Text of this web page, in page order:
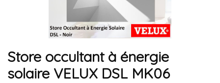
Store occultant à énergie
solaire VELUX DSL MK06